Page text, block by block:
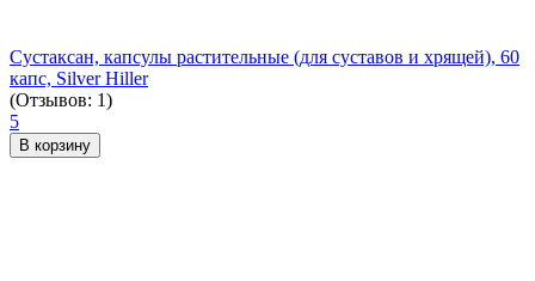
Сустаксан, капсулы растительные (для суставов и хрящей), 60
капс, Silver Hiller
(Отзывов: 1)
5
В корзину